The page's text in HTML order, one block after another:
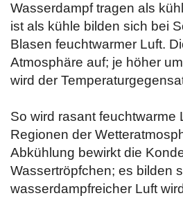
Wasserdampf tragen als
ist als kühle bilden sich bei
Blasen feuchtwarmer Luft.
Atmosphäre auf; je höher
wird der
So wird rasant feuchtwarme
Regionen der
Abkühlung bewirkt die
Wassertröpfchen; es bilden
wasserdampfreicher Luft